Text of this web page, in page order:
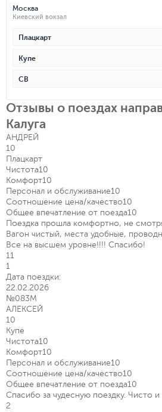
Москва
Киевский вокзал
Плацкарт
Купе
СВ
Отзывы о поездах
Калуга
АНДРЕЙ
10
Плацкарт
Чистота10
Комфорт10
Персонал и обслуживание10
Соотношение цена/качество10
Общее впечатление от поезда10
Поездка прошла комфортно, не
Вагон чистый, места удобные,
Все на высшем уровне!!!! Спасибо!
11
1
Дата поездки:
22.02.2026
№083М
АЛЕКСЕЙ
10
Купе
Чистота10
Комфорт10
Персонал и обслуживание10
Соотношение цена/качество10
Общее впечатление от поезда10
Спасибо за чудесную поездку. Чисто
2